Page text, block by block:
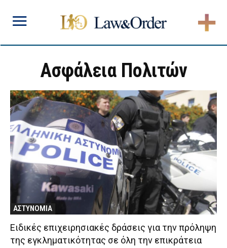
Ασφάλεια Πολιτών
ΑΣΤΥΝΟΜΙΑ
Ειδικές επιχειρησιακές δράσεις για την πρόληψη
της εγκληματικότητας σε όλη την επικράτεια